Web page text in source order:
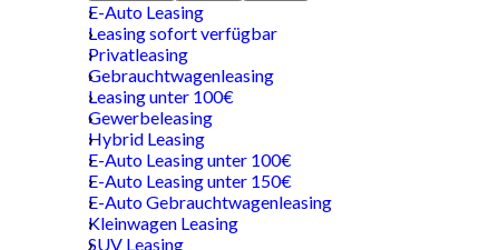
E-Auto Leasing
Leasing sofort verfügbar
Privatleasing
Gebrauchtwagenleasing
Leasing unter 100€
Gewerbeleasing
Hybrid Leasing
E-Auto Leasing unter 100€
E-Auto Leasing unter 150€
E-Auto Gebrauchtwagenleasing
Kleinwagen Leasing
SUV Leasing